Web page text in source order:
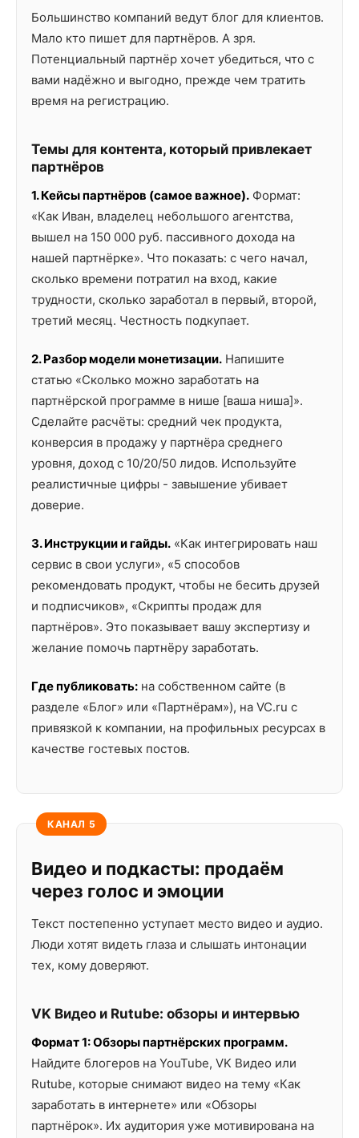
Большинство компаний ведут блог для клиентов.
Мало кто пишет для партнёров. А зря.
Потенциальный партнёр хочет убедиться, что с
вами надёжно и выгодно, прежде чем тратить
время на регистрацию.
Темы для контента, который привлекает
партнёров
1. Кейсы партнёров (самое важное). Формат:
«Как Иван, владелец небольшого агентства,
вышел на 150 000 руб. пассивного дохода на
нашей партнёрке». Что показать: с чего начал,
сколько времени потратил на вход, какие
трудности, сколько заработал в первый, второй,
третий месяц. Честность подкупает.
2. Разбор модели монетизации. Напишите
статью «Сколько можно заработать на
партнёрской программе в нише [ваша ниша]».
Сделайте расчёты: средний чек продукта,
конверсия в продажу у партнёра среднего
уровня, доход с 10/20/50 лидов. Используйте
реалистичные цифры - завышение убивает
доверие.
3. Инструкции и гайды. «Как интегрировать наш
сервис в свои услуги», «5 способов
рекомендовать продукт, чтобы не бесить друзей
и подписчиков», «Скрипты продаж для
партнёров». Это показывает вашу экспертизу и
желание помочь партнёру заработать.
Где публиковать: на собственном сайте (в
разделе «Блог» или «Партнёрам»), на VC.ru с
привязкой к компании, на профильных ресурсах в
качестве гостевых постов.
КАНАЛ 5
Видео и подкасты: продаём
через голос и эмоции
Текст постепенно уступает место видео и аудио.
Люди хотят видеть глаза и слышать интонации
тех, кому доверяют.
VK Видео и Rutube: обзоры и интервью
Формат 1: Обзоры партнёрских программ.
Найдите блогеров на YouTube, VK Видео или
Rutube, которые снимают видео на тему «Как
заработать в интернете» или «Обзоры
партнёрок». Их аудитория уже мотивирована на